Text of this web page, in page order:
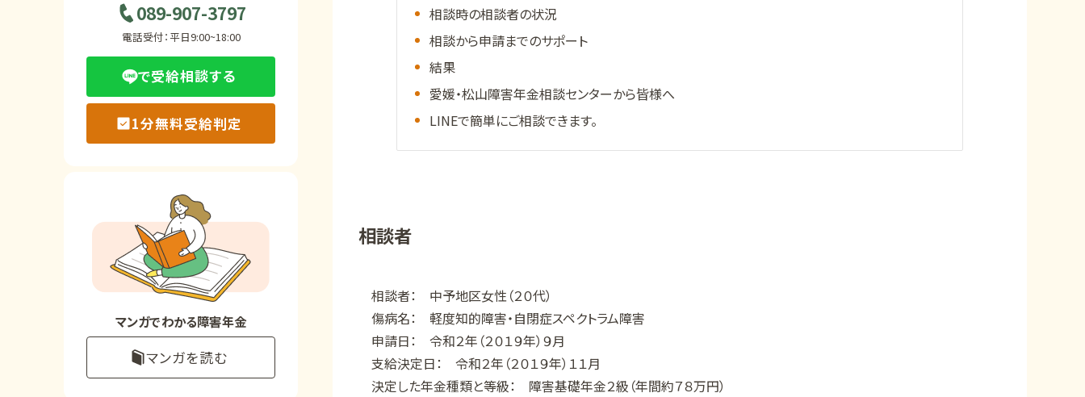
障害年金の金額
Q&A・相談事例
事務所について
お客様からの感謝のお手紙
相談時の相談者の状況
相談から申請までのサポート
結果
愛媛・松山障害年金相談センターから皆様へ
LINEで簡単にご相談できます。
相談者
相談者： 中予地区女性（２０代）
傷病名： 軽度知的障害・自閉症スペクトラム障害
申請日： 令和２年（２０１９年）９月
支給決定日： 令和２年（２０１９年）１１月
決定した年金種類と等級： 障害基礎年金２級（年間約７８万円）
089-907-3797
電話受付：平日9:00~18:00
で受給相談する
1分無料受給判定
マンガでわかる障害年金
マンガを読む